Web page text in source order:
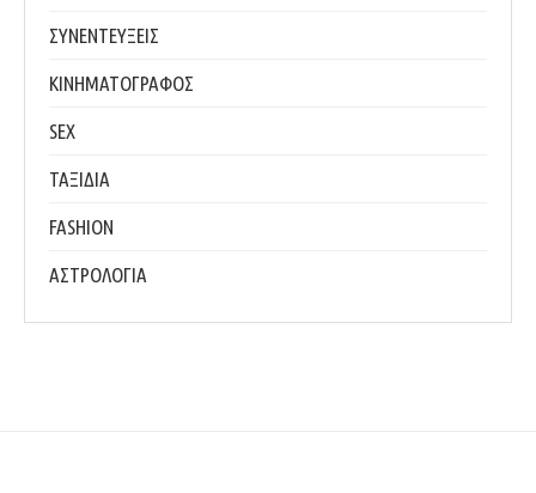
ΣΥΝΕΝΤΕΥΞΕΙΣ
ΚΙΝΗΜΑΤΟΓΡΑΦΟΣ
SEX
ΤΑΞΙΔΙΑ
FASHION
ΑΣΤΡΟΛΟΓΙΑ